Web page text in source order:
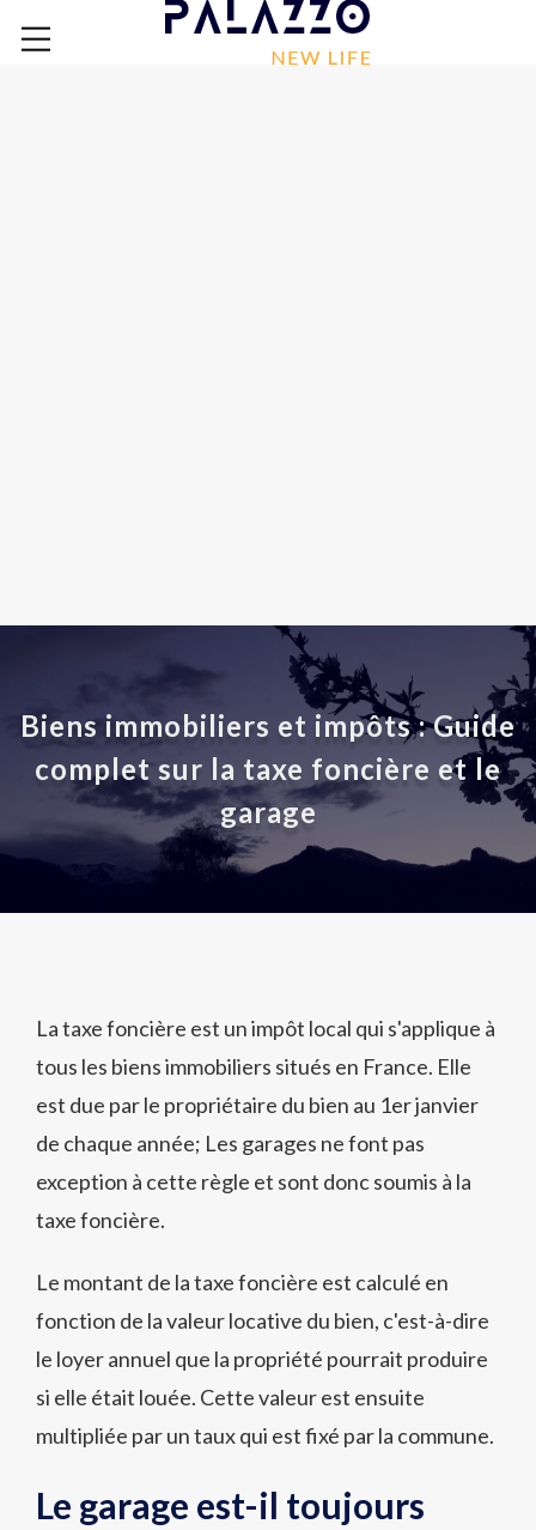
Biens immobiliers et impôts : Guide
complet sur la taxe foncière et le
garage
La taxe foncière est un impôt local qui s'applique à
tous les biens immobiliers situés en France. Elle
est due par le propriétaire du bien au 1er janvier
de chaque année; Les garages ne font pas
exception à cette règle et sont donc soumis à la
taxe foncière.
Le montant de la taxe foncière est calculé en
fonction de la valeur locative du bien, c'est-à-dire
le loyer annuel que la propriété pourrait produire
si elle était louée. Cette valeur est ensuite
multipliée par un taux qui est fixé par la commune.
Le garage est-il toujours